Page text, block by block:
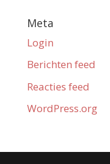
Meta
Login
Berichten feed
Reacties feed
WordPress.org